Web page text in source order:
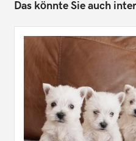
Das könnte Sie auch